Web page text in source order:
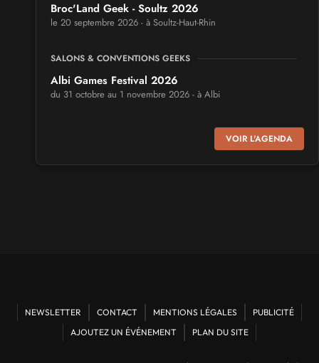
Broc'Land Geek - Soultz 2026
le 20 septembre 2026 - à Soultz-Haut-Rhin
SALONS & CONVENTIONS GEEKS
Albi Games Festival 2026
du 31 octobre au 1 novembre 2026 - à Albi
Virtual Calais - salon du jeu vidéo et des loisirs
numériques 2026
Mang'Azur 2027
les 24 et 25 avril 2027 - à Toulon
VOIR L'AGENDA
NEWSLETTER CONTACT MENTIONS LÉGALES
PUBLICITÉ
AJOUTEZ UN ÉVÉNEMENT
PLAN DU SITE